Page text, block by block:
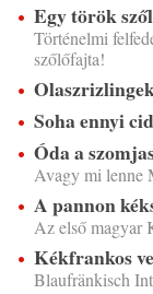
Egy török
Történelmi
szőlőfajta!
Soha ennyi
Óda a
Avagy mi lenne
A pannon
Az első magyar
Kékfrankos
Blaufränkisch